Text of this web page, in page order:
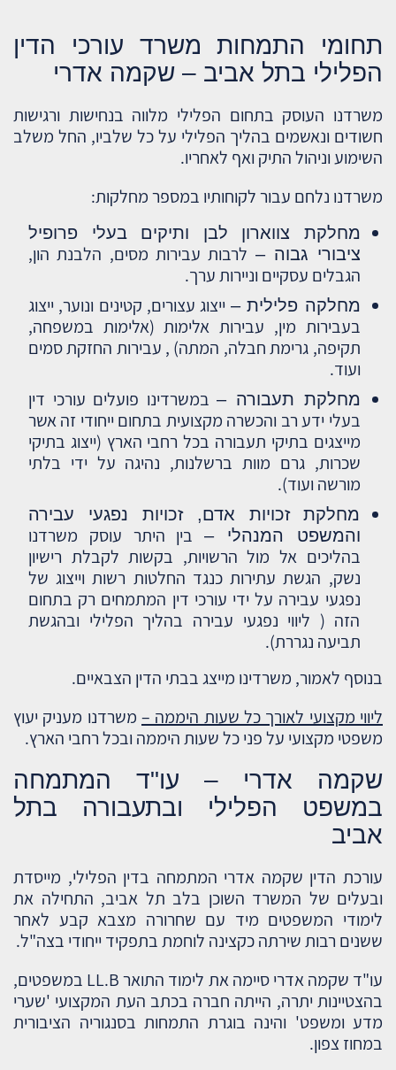
תחומי התמחות משרד עורכי הדין
הפלילי בתל אביב – שקמה אדרי
משרדנו העוסק בתחום הפלילי מלווה בנחישות ורגישות
חשודים ונאשמים בהליך הפלילי על כל שלביו, החל משלב
השימוע וניהול התיק ואף לאחריו.
משרדנו נלחם עבור לקוחותיו במספר מחלקות:
מחלקת צווארון לבן ותיקים בעלי פרופיל
ציבורי גבוה – לרבות עבירות מסים, הלבנת הון,
הגבלים עסקיים וניירות ערך.
מחלקה פלילית – ייצוג עצורים, קטינים ונוער, ייצוג
בעבירות מין, עבירות אלימות (אלימות במשפחה,
תקיפה, גרימת חבלה, המתה) , עבירות החזקת סמים
ועוד.
מחלקת תעבורה –במשרדינו פועלים עורכי דין
בעלי ידע רב והכשרה מקצועית בתחום ייחודי זה אשר
מייצגים בתיקי תעבורה בכל רחבי הארץ (ייצוג בתיקי
שכרות, גרם מוות ברשלנות, נהיגה על ידי בלתי
מורשה ועוד).
מחלקת זכויות אדם, זכויות נפגעי עבירה
והמשפט המנהלי – בין היתר עוסק משרדנו
בהליכים אל מול הרשויות, בקשות לקבלת רישיון
נשק, הגשת עתירות כנגד החלטות רשות וייצוג של
נפגעי עבירה על ידי עורכי דין המתמחים רק בתחום
הזה ( ליווי נפגעי עבירה בהליך הפלילי ובהגשת
תביעה נגררת).
בנוסף לאמור, משרדינו מייצג בבתי הדין הצבאיים.
ליווי מקצועי לאורך כל שעות היממה – משרדנו מעניק יעוץ
משפטי מקצועי על פני כל שעות היממה ובכל רחבי הארץ.
שקמה אדרי – עו"ד המתמחה
במשפט הפלילי ובתעבורה בתל
אביב
עורכת הדין שקמה אדרי המתמחה בדין הפלילי, מייסדת
ובעלים של המשרד השוכן בלב תל אביב, התחילה את
לימודי המשפטים מיד עם שחרורה מצבא קבע לאחר
ששנים רבות שירתה כקצינה לוחמת בתפקיד ייחודי בצה"ל.
עו"ד שקמה אדרי סיימה את לימוד התואר LL.B במשפטים,
בהצטיינות יתרה, הייתה חברה בכתב העת המקצועי 'שערי
מדע ומשפט' והינה בוגרת התמחות בסנגוריה הציבורית
במחוז צפון.